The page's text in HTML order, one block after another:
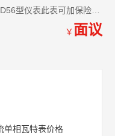
型仪表此表可加保险管
￥ 面议